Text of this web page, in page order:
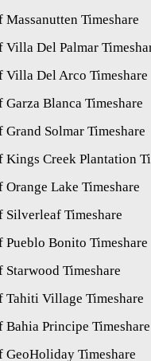
Massanutten Timeshare
Villa Del Palmar
Villa Del Arco Timeshare
Garza Blanca Timeshare
Grand Solmar Timeshare
Kings Creek Plantation
Orange Lake Timeshare
Silverleaf Timeshare
Pueblo Bonito Timeshare
Starwood Timeshare
Tahiti Village Timeshare
Bahia Principe Timeshare
GeoHoliday Timeshare